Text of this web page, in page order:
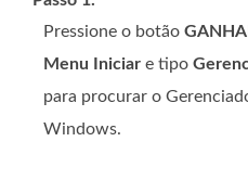
Pressione o botão
Menu Iniciar e tipo
para procurar o
Windows.